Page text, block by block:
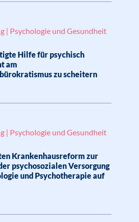
| Psychologie und Gesundheit
Hilfe für psychisch
am
zu scheitern
| Psychologie und Gesundheit
Krankenhausreform zur
psychosozialen Versorgung
und Psychotherapie auf